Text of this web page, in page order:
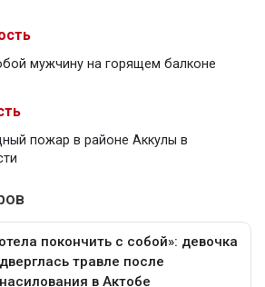
мужчину на горящем балконе
пожар в районе Аккулы в